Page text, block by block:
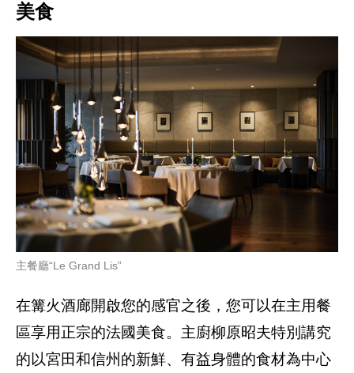
美食
主餐廳“Le Grand Lis”
在篝火酒廊開啟您的感官之後，您可以在主用餐
區享用正宗的法國美食。主廚柳原昭夫特別講究
的以宮田和信州的新鮮、有益身體的食材為中心